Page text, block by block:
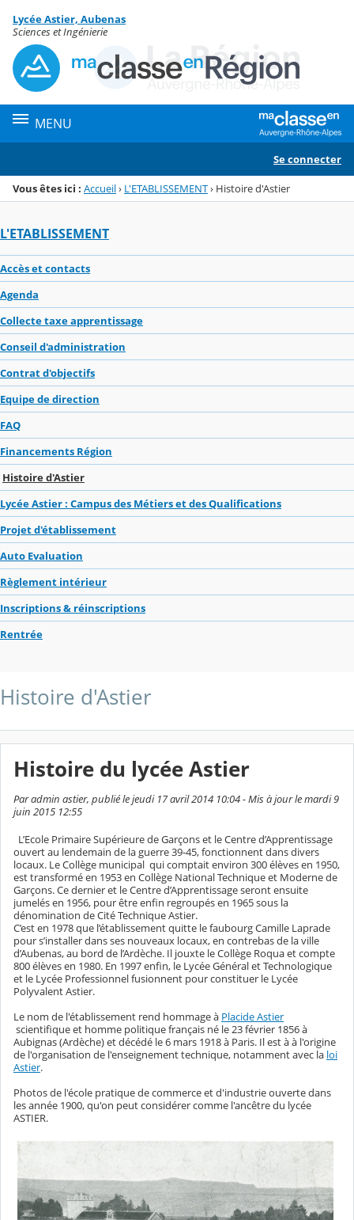
Menu de la rubrique
Contenu
Lycée Astier, Aubenas
Sciences et Ingénierie
MENU
Se connecter
Vous êtes ici : Accueil› L'ETABLISSEMENT› Histoire d'Astier
L'ETABLISSEMENT
Accès et contacts
Agenda
Collecte taxe apprentissage
Conseil d'administration
Contrat d'objectifs
Equipe de direction
FAQ
Financements Région
Histoire d'Astier
Lycée Astier : Campus des Métiers et des Qualifications
Projet d'établissement
Auto Evaluation
Règlement intérieur
Inscriptions & réinscriptions
Rentrée
Histoire d'Astier
Histoire du lycée Astier
Par admin astier, publié le jeudi 17 avril 2014 10:04 - Mis à jour le mardi 9
juin 2015 12:55
L’Ecole Primaire Supérieure de Garçons et le Centre d’Apprentissage
ouvert au lendemain de la guerre 39-45, fonctionnent dans divers
locaux. Le Collège municipal qui comptait environ 300 élèves en 1950,
est transformé en 1953 en Collège National Technique et Moderne de
Garçons. Ce dernier et le Centre d’Apprentissage seront ensuite
jumelés en 1956, pour être enfin regroupés en 1965 sous la
dénomination de Cité Technique Astier.
C’est en 1978 que l’établissement quitte le faubourg Camille Laprade
pour s’installer dans ses nouveaux locaux, en contrebas de la ville
d’Aubenas, au bord de l’Ardèche. Il jouxte le Collège Roqua et compte
800 élèves en 1980. En 1997 enfin, le Lycée Général et Technologique
et le Lycée Professionnel fusionnent pour constituer le Lycée
Polyvalent Astier.
Le nom de l'établissement rend hommage à Placide Astier
scientifique et homme politique français né le 23 février 1856 à
Aubignas (Ardèche) et décédé le 6 mars 1918 à Paris. Il est à à l'origine
de l'organisation de l'enseignement technique, notamment avec la loi
Astier.
Photos de l'école pratique de commerce et d'industrie ouverte dans
les année 1900, qu'on peut considérer comme l'ancêtre du lycée
ASTIER.